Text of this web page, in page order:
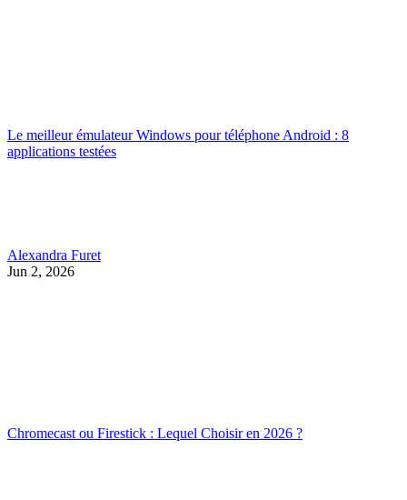
Le meilleur émulateur Windows pour téléphone Android : 8
applications testées
Alexandra Furet
Jun 2, 2026
Chromecast ou Firestick : Lequel Choisir en 2026 ?